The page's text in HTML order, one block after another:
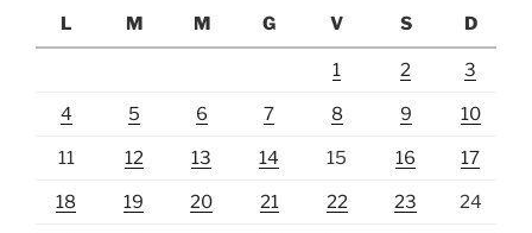
L
M M G V S D
1 2 3
4 5 6 7 8 9 10
11 12 13 14 15 16 17
18 19 20 21 22 23 24